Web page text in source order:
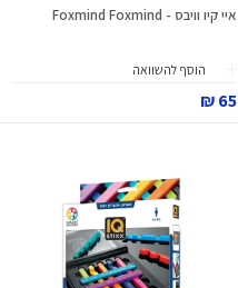
איי קיו וויבס - Foxmind Foxmind
הוסף להשוואה
65 ₪